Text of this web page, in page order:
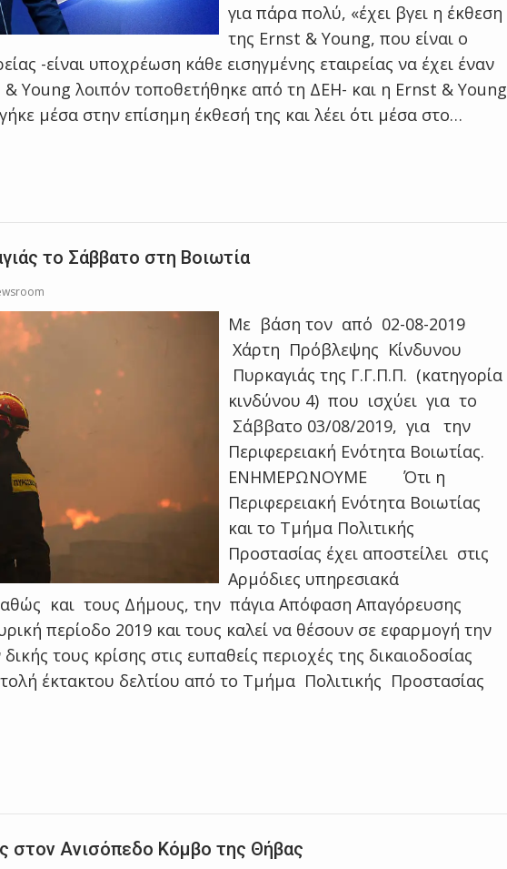
για πάρα πολύ, «έχει βγει η έκθεση
της Ernst & Young, που είναι ο
-είναι υποχρέωση κάθε εισηγμένης εταιρείας να έχει έναν
Young λοιπόν τοποθετήθηκε από τη ΔΕΗ- και η Ernst & Young
μέσα στην επίσημη έκθεσή της και λέει ότι μέσα στο…
το Σάββατο στη Βοιωτία
Με βάση τον από 02-08-2019
Χάρτη Πρόβλεψης Κίνδυνου
Πυρκαγιάς της Γ.Γ.Π.Π. (κατηγορία
κινδύνου 4) που ισχύει για το
Σάββατο 03/08/2019, για την
Περιφερειακή Ενότητα Βοιωτίας.
ΕΝΗΜΕΡΩΝΟΥΜΕ Ότι η
Περιφερειακή Ενότητα Βοιωτίας
και το Τμήμα Πολιτικής
Προστασίας έχει αποστείλει στις
Αρμόδιες υπηρεσιακά
και τους Δήμους, την πάγια Απόφαση Απαγόρευσης
περίοδο 2019 και τους καλεί να θέσουν σε εφαρμογή την
τους κρίσης στις ευπαθείς περιοχές της δικαιοδοσίας
έκτακτου δελτίου από το Τμήμα Πολιτικής Προστασίας
στον Ανισόπεδο Κόμβο της Θήβας